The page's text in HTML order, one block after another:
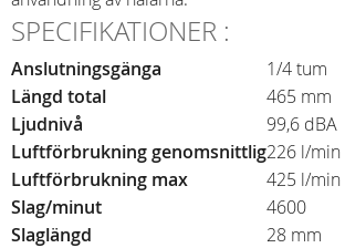
SPECIFIKATIONER :
Anslutningsgänga
1/4 tum
Längd total
465 mm
Ljudnivå
99,6 dBA
Luftförbrukning genomsnittlig226 l/min
Luftförbrukning max
425 l/min
Slag/minut
4600
Slaglängd
28 mm